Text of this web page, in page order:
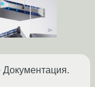
Документация.